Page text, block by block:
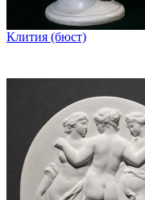
Клития (бюст)